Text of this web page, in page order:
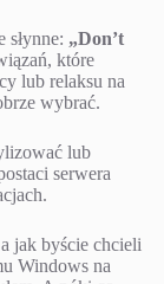
słynne: „Don’t
które
lub relaksu na
wybrać.
lub
serwera
jak byście chcieli
Windows na